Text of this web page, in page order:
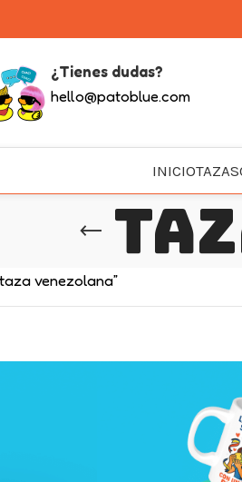
¿Tienes dudas?
hello@patoblue.com
INICIOTAZAS
venezolana”